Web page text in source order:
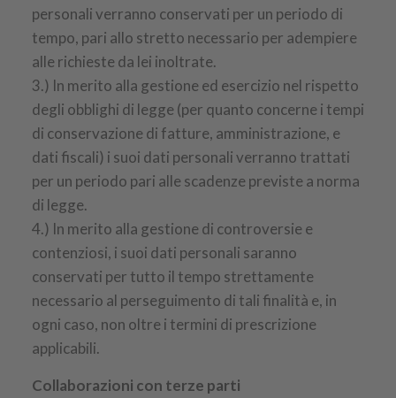
personali verranno conservati per un periodo di
tempo, pari allo stretto necessario per adempiere
alle richieste da lei inoltrate.
3.) In merito alla gestione ed esercizio nel rispetto
degli obblighi di legge (per quanto concerne i tempi
di conservazione di fatture, amministrazione, e
dati fiscali) i suoi dati personali verranno trattati
per un periodo pari alle scadenze previste a norma
di legge.
4.) In merito alla gestione di controversie e
contenziosi, i suoi dati personali saranno
conservati per tutto il tempo strettamente
necessario al perseguimento di tali finalità e, in
ogni caso, non oltre i termini di prescrizione
applicabili.
Collaborazioni con terze parti